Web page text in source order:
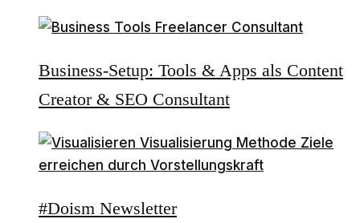
Business-Setup: Tools & Apps als Content
Creator & SEO Consultant
#Doism Newsletter